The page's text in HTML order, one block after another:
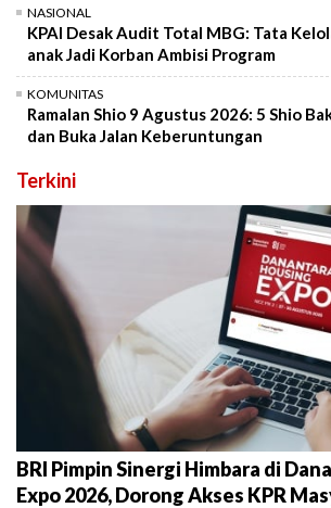
NASIONAL
KPAI Desak Audit Total MBG: Tata
anak Jadi Korban Ambisi Program
KOMUNITAS
Ramalan Shio 9 Agustus 2026: 5 Shio
dan Buka Jalan Keberuntungan
Terkini
BRI Pimpin Sinergi Himbara di
Expo 2026, Dorong Akses KPR